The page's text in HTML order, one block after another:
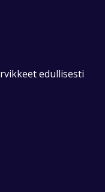
edullisesti